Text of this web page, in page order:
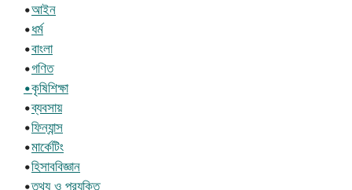
•আইন
•ধর্ম
•বাংলা
•গণিত
•কৃষিশিক্ষা
•ব্যবসায়
•ফিন্যান্স
•মার্কেটিং
•হিসাববিজ্ঞান
•তথ্য ও প্রযুক্তি